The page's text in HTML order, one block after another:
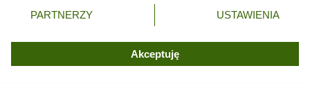
Nie harówka była najgorsza.
zmienić/wycofać klikając przycisk ustawień prywatności
znajdujący się w lewym dolnym rogu strony. Niektóre
użytkownika, ale masz prawo sprzeciwić się takiemu
przetwarzaniu. Preferencje będą miały zastosowania tylko
PARTNERZY USTAWIENIA
Akceptuję